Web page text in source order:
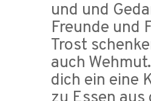
und und
Freunde und
Trost
auch
dich ein eine